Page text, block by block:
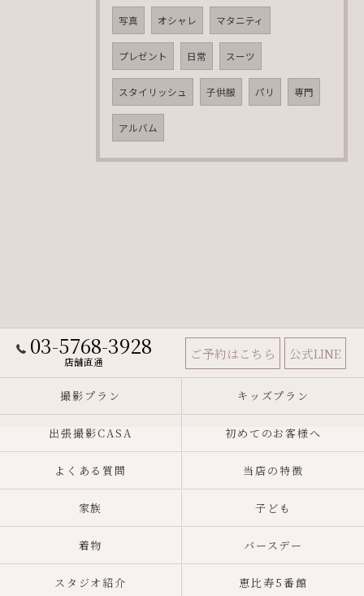
写真 オシャレ マタニティ
プレゼント 日常 スーツ
スタイリッシュ 子供服 パリ 専門
アルバム
03-5768-3928
店舗直通 ご予約はこちら 公式LINE
撮影プラン キッズプラン
出張撮影CASA 初めてのお客様へ
よくある質問 当店の特徴
家族 子ども
着物 バースデー
スタジオ紹介 恵比寿5番館